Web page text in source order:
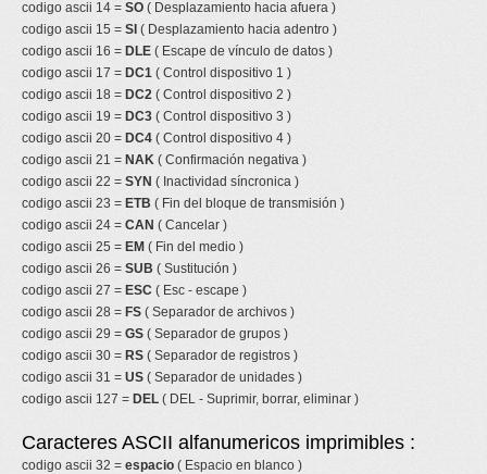
codigo ascii 14 = SO ( Desplazamiento hacia afuera )
codigo ascii 15 = SI ( Desplazamiento hacia adentro )
codigo ascii 16 = DLE ( Escape de vínculo de datos )
codigo ascii 17 = DC1 ( Control dispositivo 1 )
codigo ascii 18 = DC2 ( Control dispositivo 2 )
codigo ascii 19 = DC3 ( Control dispositivo 3 )
codigo ascii 20 = DC4 ( Control dispositivo 4 )
codigo ascii 21 = NAK ( Confirmación negativa )
codigo ascii 22 = SYN ( Inactividad síncronica )
codigo ascii 23 = ETB ( Fin del bloque de transmisión )
codigo ascii 24 = CAN ( Cancelar )
codigo ascii 25 = EM ( Fin del medio )
codigo ascii 26 = SUB ( Sustitución )
codigo ascii 27 = ESC ( Esc - escape )
codigo ascii 28 = FS ( Separador de archivos )
codigo ascii 29 = GS ( Separador de grupos )
codigo ascii 30 = RS ( Separador de registros )
codigo ascii 31 = US ( Separador de unidades )
codigo ascii 127 = DEL ( DEL - Suprimir, borrar, eliminar )
Caracteres ASCII alfanumericos imprimibles :
codigo ascii 32 = espacio ( Espacio en blanco )